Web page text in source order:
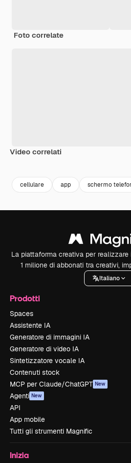
Foto correlate
Video correlati
cellulare app schermo
La piattaforma creativa per
1 milione di abbonati tra creativi,
Italiano
Prodotti
Spaces
Assistente IA
Generatore di immagini IA
Generatore di video IA
Sintetizzatore vocale IA
Contenuti stock
MCP per Claude/ChatGPT New
Agenti New
API
App mobile
Tutti gli strumenti Magnific
Inizia